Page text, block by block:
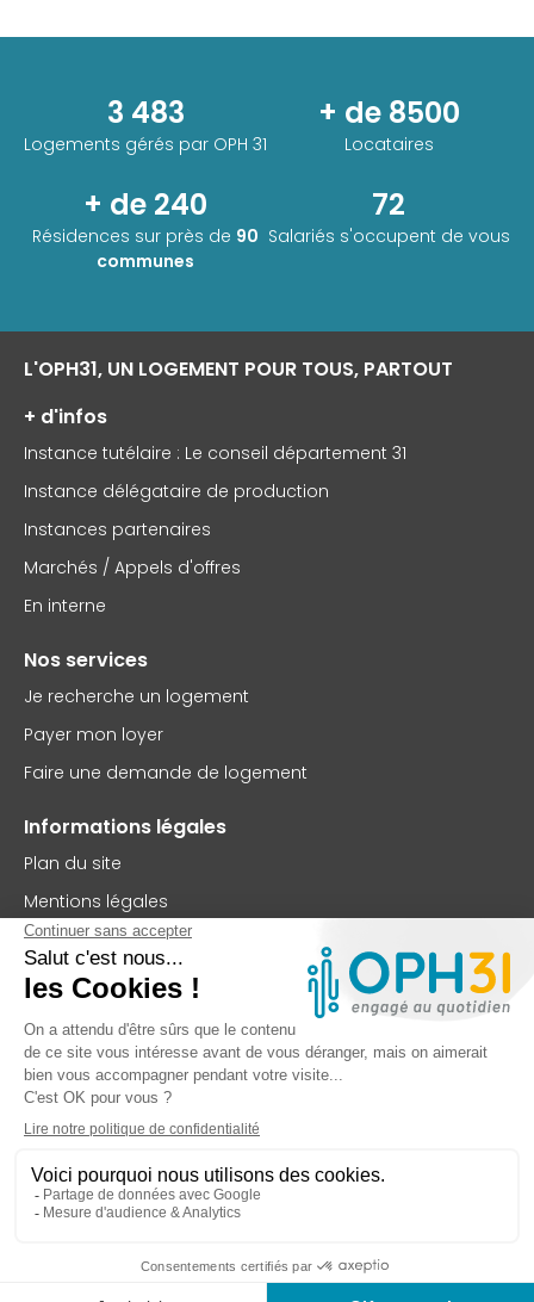
3 483
Logements gérés par OPH 31
+ de 8500
Locataires
+ de 240
Résidences sur près de 90
communes
72
Salariés s'occupent de vous
L'OPH31, UN LOGEMENT POUR TOUS, PARTOUT
+ d'infos
Instance tutélaire : Le conseil département 31
Instance délégataire de production
Instances partenaires
Marchés / Appels d'offres
En interne
Nos services
Je recherche un logement
Payer mon loyer
Faire une demande de logement
Informations légales
Plan du site
Mentions légales
Politique de confidentialité
Accessibilité : partiellement conforme
Nous contacter
OPH31
75 rue Saint-Jean
BP 63102
TEL : 05 62 73 56 00
FAX : 05 61 99 32 99